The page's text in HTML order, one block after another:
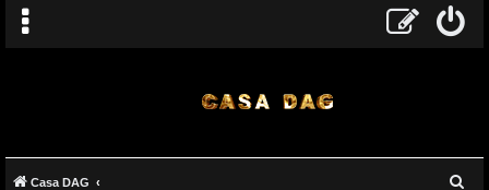
Casa DAG